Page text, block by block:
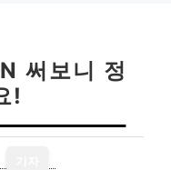
써보니 정
!